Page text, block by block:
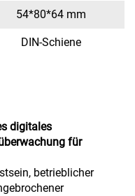
54*80*64 mm
DIN-Schiene
digitales
für
betrieblicher